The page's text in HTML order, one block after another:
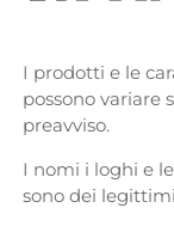
I prodotti e le
possono variare
preavviso.
I nomi i loghi e
sono dei